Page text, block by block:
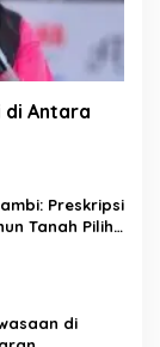
di Antara
Preskripsi
Tanah Pilih
di